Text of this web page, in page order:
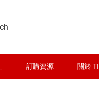
訂購資源 關於 TI